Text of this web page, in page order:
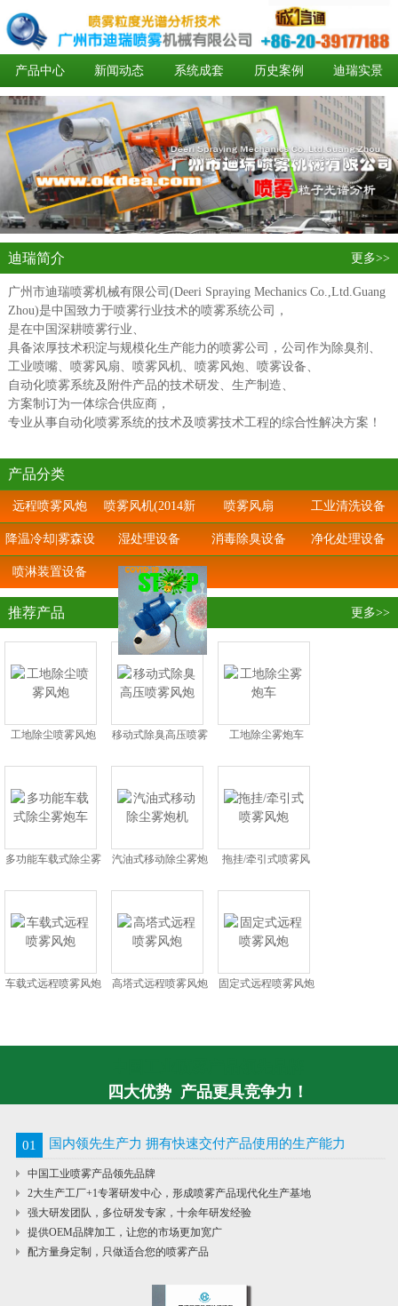
产品中心 新闻动态 系统成套 历史案例 迪瑞实景
加盟代理
迪瑞简介 更多>>
广州市迪瑞喷雾机械有限公司(Deeri Spraying Mechanics Co.,Ltd.Guang
Zhou)是中国致力于喷雾行业技术的喷雾系统公司，
是在中国深耕喷雾行业、
具备浓厚技术积淀与规模化生产能力的喷雾公司，公司作为除臭剂、
工业喷嘴、喷雾风扇、喷雾风机、喷雾风炮、喷雾设备、
自动化喷雾系统及附件产品的技术研发、生产制造、
方案制订为一体综合供应商，
专业从事自动化喷雾系统的技术及喷雾技术工程的综合性解决方案！
产品分类
远程喷雾风炮 喷雾风机(2014新
上市)
喷雾风扇 工业清洗设备
降温冷却|雾森设
备
湿处理设备 消毒除臭设备 净化处理设备
喷淋装置设备
推荐产品 更多>>
工地除尘喷雾风炮
移动式除臭高压喷雾
工地除尘雾炮车
多功能车载式除尘雾
汽油式移动除尘雾炮
拖挂/牵引式喷雾风
车载式远程喷雾风炮 高塔式远程喷雾风炮 固定式远程喷雾风炮
四大优势 产品更具竞争力！
01 国内领先生产力 拥有快速交付产品使用的生产能力
中国工业喷雾产品领先品牌
2大生产工厂+1专署研发中心，形成喷雾产品现代化生产基地
强大研发团队，多位研发专家，十余年研发经验
提供OEM品牌加工，让您的市场更加宽广
配方量身定制，只做适合您的喷雾产品